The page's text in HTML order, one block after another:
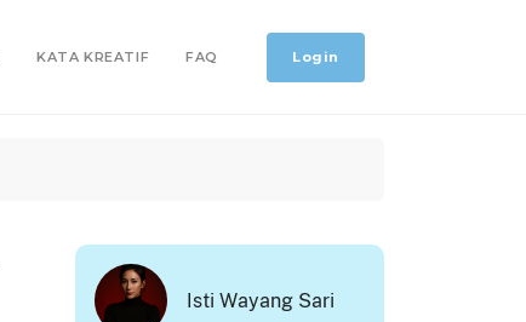
KATA KREATIF FAQ Login
Isti Wayang Sari